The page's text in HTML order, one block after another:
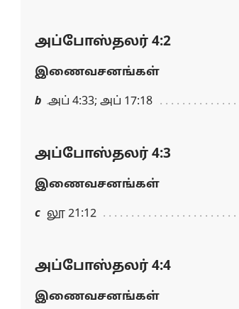
அப்போஸ்தலர் 4:2
இணைவசனங்கள்
b அப் 4:33; அப் 17:18
அப்போஸ்தலர் 4:3
இணைவசனங்கள்
c லூ 21:12
அப்போஸ்தலர் 4:4
இணைவசனங்கள்